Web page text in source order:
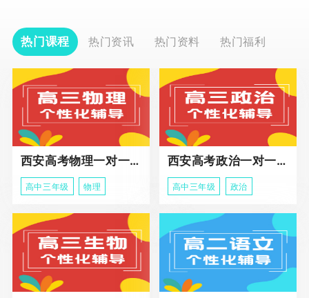
热门课程 热门资讯 热门资料 热门福利
西安高考物理一对一辅导课程
高中三年级 物理
西安高考政治一对一辅导课程
高中三年级 政治